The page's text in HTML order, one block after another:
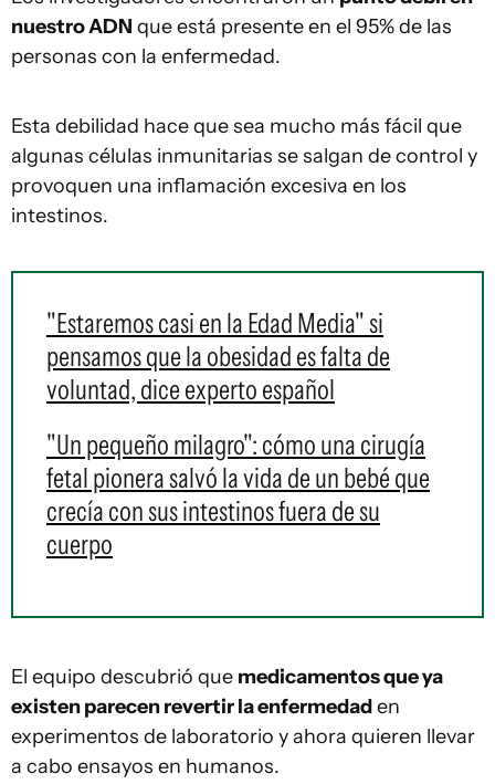
nuestro ADN que está presente en el 95% de las
personas con la enfermedad.
Esta debilidad hace que sea mucho más fácil que
algunas células inmunitarias se salgan de control y
provoquen una inflamación excesiva en los
intestinos.
"Estaremos casi en la Edad Media" si
pensamos que la obesidad es falta de
voluntad, dice experto español
"Un pequeño milagro": cómo una cirugía
fetal pionera salvó la vida de un bebé que
crecía con sus intestinos fuera de su
cuerpo
El equipo descubrió que medicamentos que ya
existen parecen revertir la enfermedaden
experimentos de laboratorio y ahora quieren llevar
a cabo ensayos en humanos.